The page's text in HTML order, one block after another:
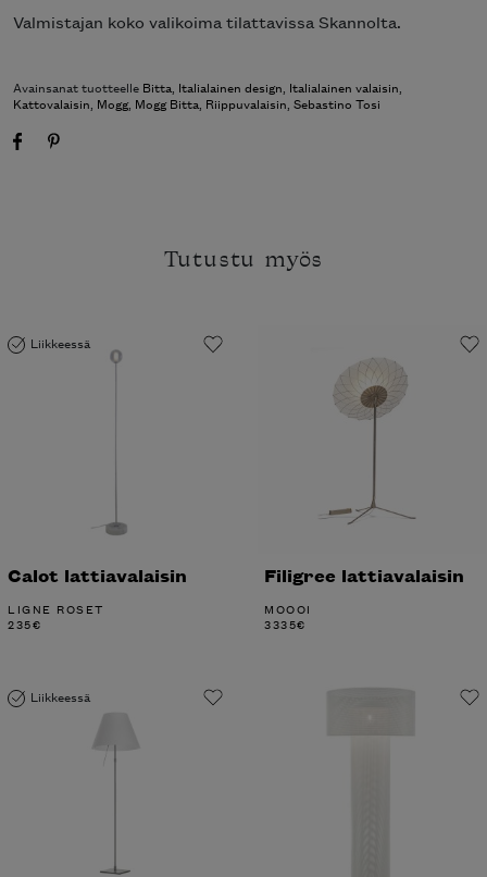
Valmistajan koko valikoima tilattavissa Skannolta.
Avainsanat tuotteelle Bitta, Italialainen design, Italialainen valaisin,
Kattovalaisin, Mogg, Mogg Bitta, Riippuvalaisin, Sebastino Tosi
Tutustu myös
Liikkeessä
Calot lattiavalaisin
LIGNE ROSET
235€
Filigree lattiavalaisin
MOOOI
3335€
Liikkeessä